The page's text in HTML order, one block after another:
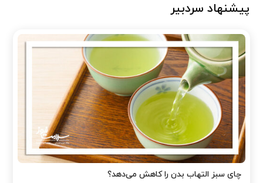
پیشنهاد سردبیر
چای سبز التهاب بدن را کاهش می‌دهد؟